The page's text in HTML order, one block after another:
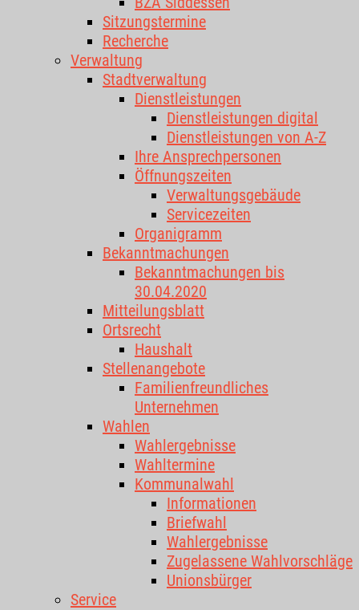
Sitzungstermine
Recherche
Verwaltung
Stadtverwaltung
Dienstleistungen
Dienstleistungen digital
Dienstleistungen von A-Z
Ihre Ansprechpersonen
Öffnungszeiten
Verwaltungsgebäude
Servicezeiten
Organigramm
Bekanntmachungen
Bekanntmachungen bis
30.04.2020
Mitteilungsblatt
Ortsrecht
Haushalt
Stellenangebote
Familienfreundliches
Unternehmen
Wahlen
Wahlergebnisse
Wahltermine
Kommunalwahl
Informationen
Briefwahl
Wahlergebnisse
Zugelassene Wahlvorschläge
Unionsbürger
Service